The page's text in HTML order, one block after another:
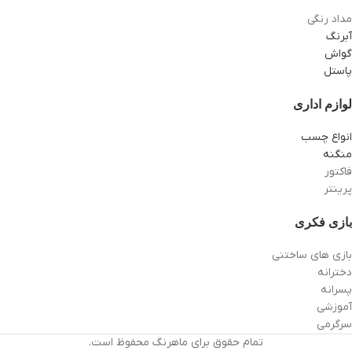
مداد رنگی
آبرنگ
گواش
پاستل
لوازم اداری
انواع چسب
منگنه
فاکتور
پرینتر
بازی فکری
بازی های ساختنی
دخترانه
پسرانه
آموزشی
سرگرمی
تمام حقوق برای ماهرنگ محفوظ است.